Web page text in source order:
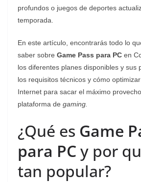
profundos o juegos de deportes
temporada.
En este artículo, encontrarás todo lo
saber sobre Game Pass para PC en
los diferentes planes disponibles y sus
los requisitos técnicos y cómo
Internet para sacar el máximo
plataforma de gaming.
¿Qué es Game
para PC y por
tan popular?